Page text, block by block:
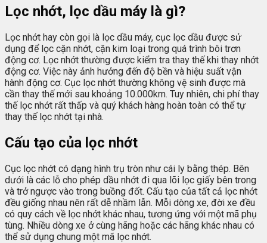
Lọc nhớt, lọc dầu máy là gì?
Lọc nhớt hay còn gọi là lọc dầu máy, cục lọc dầu được sử
dụng để lọc cặn nhớt, cặn kim loại trong quá trình bôi trơn
động cơ. Lọc nhớt thường được kiểm tra thay thế khi thay nhớt
động cơ. Việc này ảnh hưởng đến độ bền và hiệu suất vận
hành động cơ. Cục lọc nhớt thường không vệ sinh được mà
cần thay thế mới sau khoảng 10.000km. Tuy nhiên, chi phí thay
thế lọc nhớt rất thấp và quý khách hàng hoàn toàn có thể tự
thay thế lọc nhớt tại nhà.
Cấu tạo của lọc nhớt
Cục lọc nhớt có dạng hình trụ tròn như cái ly bằng thép. Bên
dưới là các lỗ cho phép dầu nhớt đi qua lõi lọc giấy bên trong
và trở ngược vào trong buồng đốt. Cấu tạo của tất cả lọc nhớt
đều giống nhau nên rất dễ nhầm lẫn. Mỗi dòng xe, đời xe đều
có quy cách về lọc nhớt khác nhau, tương ứng với một mã phụ
tùng. Nhiều dòng xe ở cùng hãng hoặc các hãng khác nhau có
thể sử dụng chung một mã lọc nhớt.